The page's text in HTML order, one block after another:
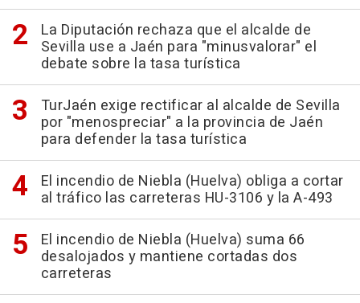
La Diputación rechaza que el alcalde de
Sevilla use a Jaén para "minusvalorar" el
debate sobre la tasa turística
TurJaén exige rectificar al alcalde de Sevilla
por "menospreciar" a la provincia de Jaén
para defender la tasa turística
El incendio de Niebla (Huelva) obliga a cortar
al tráfico las carreteras HU-3106 y la A-493
El incendio de Niebla (Huelva) suma 66
desalojados y mantiene cortadas dos
carreteras